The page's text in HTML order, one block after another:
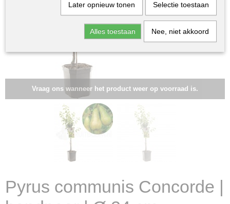
Vraag ons wanneer het product weer op voorraad is.
Pyrus communis Concorde |
Later opnieuw tonen Selectie toestaan
Alles toestaan Nee, niet akkoord